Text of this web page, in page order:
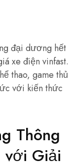
đại dương hết
xe điện vinfast.
thao, game thủ
với kiến thức
Thông
với Giải